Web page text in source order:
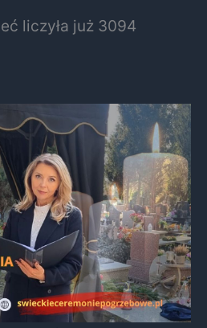
liczyła już 3094